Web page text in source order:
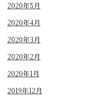
2020年5月
2020年4月
2020年3月
2020年2月
2020年1月
2019年12月